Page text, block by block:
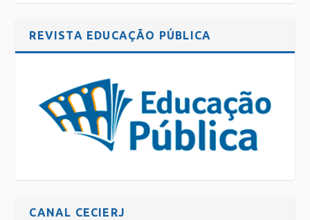
REVISTA EDUCAÇÃO PÚBLICA
CANAL CECIERJ